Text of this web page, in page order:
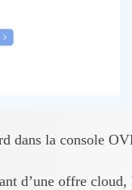
dans la console
d’une offre